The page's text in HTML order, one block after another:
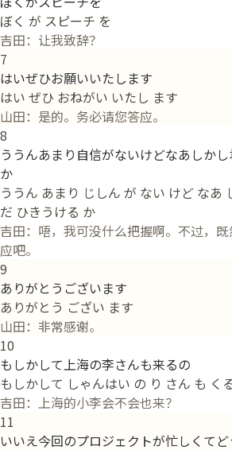
ぼく が スピーチ を
吉田：让我致辞？
7
はいぜひお願いいたします
はい ぜひ おねがい いたし ます
山田：是的。务必请您答应。
8
ううんあまり自信がないけどなあしか
か
ううん あまり じしん が ない けど なあ
だ ひきうける か
吉田：唔，我可没什么把握啊。不过，
应吧。
9
ありがとうございます
ありがとう ござい ます
山田：非常感谢。
10
もしかして上海の李さんも来るの
もしかして しゃんはい の り さん も く
吉田：上海的小李会不会也来？
11
いいえ今回のプロジェクトが忙しくて